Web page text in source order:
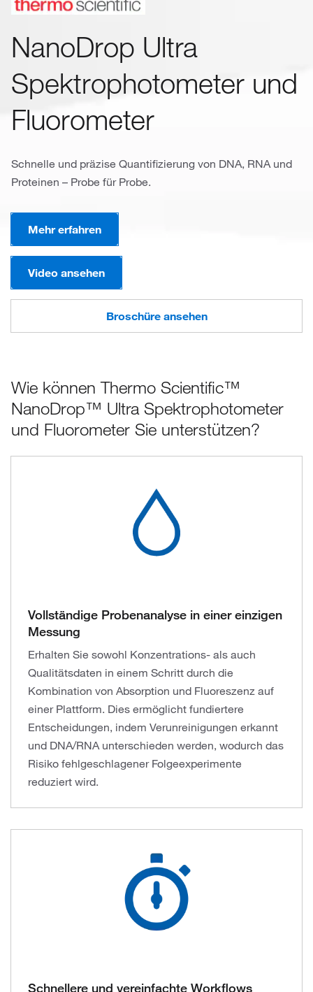
NanoDrop Ultra
Spektrophotometer und
Fluorometer
Schnelle und präzise Quantifizierung von DNA, RNA und
Proteinen – Probe für Probe.
Mehr erfahren
Video ansehen
Broschüre ansehen
Wie können Thermo Scientific™
NanoDrop™ Ultra Spektrophotometer
und Fluorometer Sie unterstützen?
Vollständige Probenanalyse in einer einzigen
Messung
Erhalten Sie sowohl Konzentrations- als auch
Qualitätsdaten in einem Schritt durch die
Kombination von Absorption und Fluoreszenz auf
einer Plattform. Dies ermöglicht fundiertere
Entscheidungen, indem Verunreinigungen erkannt
und DNA/RNA unterschieden werden, wodurch das
Risiko fehlgeschlagener Folgeexperimente
reduziert wird.
Schnellere und vereinfachte Workflows